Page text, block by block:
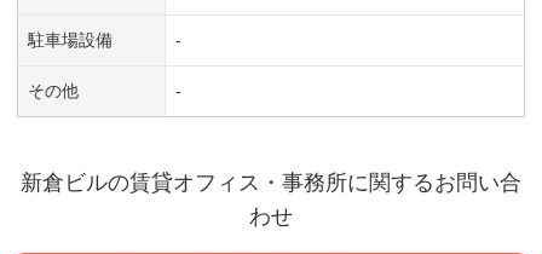
駐車場設備 -
その他 -
新倉ビルの賃貸オフィス・事務所に関するお問い合
わせ